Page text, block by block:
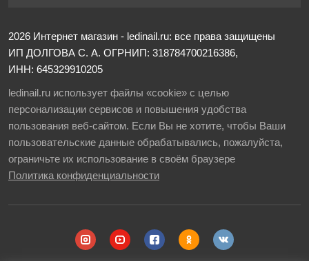
2026 Интернет магазин - ledinail.ru: все права защищены
ИП ДОЛГОВА С. А. ОГРНИП: 318784700216386,
ИНН: 645329910205
ledinail.ru использует файлы «cookie» с целью
персонализации сервисов и повышения удобства
пользования веб-сайтом. Если Вы не хотите, чтобы Ваши
пользовательские данные обрабатывались, пожалуйста,
ограничьте их использование в своём браузере
Политика конфиденциальности